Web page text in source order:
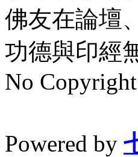
佛友在論壇
功德與印經
No
Powered by